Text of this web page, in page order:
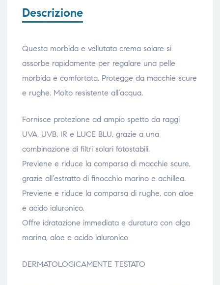
Descrizione
Questa morbida e vellutata crema solare si
assorbe rapidamente per regalare una pelle
morbida e comfortata. Protegge da macchie scure
e rughe. Molto resistente all’acqua.
Fornisce protezione ad ampio spetto da raggi
UVA, UVB, IR e LUCE BLU, grazie a una
combinazione di filtri solari fotostabili.
Previene e riduce la comparsa di macchie scure,
grazie all’estratto di finocchio marino e achillea.
Previene e riduce la comparsa di rughe, con aloe
e acido ialuronico.
Offre idratazione immediata e duratura con alga
marina, aloe e acido ialuronico
DERMATOLOGICAMENTE TESTATO